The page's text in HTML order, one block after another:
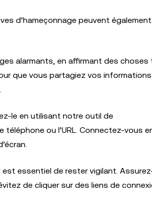
d’hameçonnage peuvent
alarmants, en affirmant des choses
que vous partagiez vos
le en utilisant notre outil de
téléphone ou l’URL. Connectez-vous
essentiel de rester vigilant.
de cliquer sur des liens de